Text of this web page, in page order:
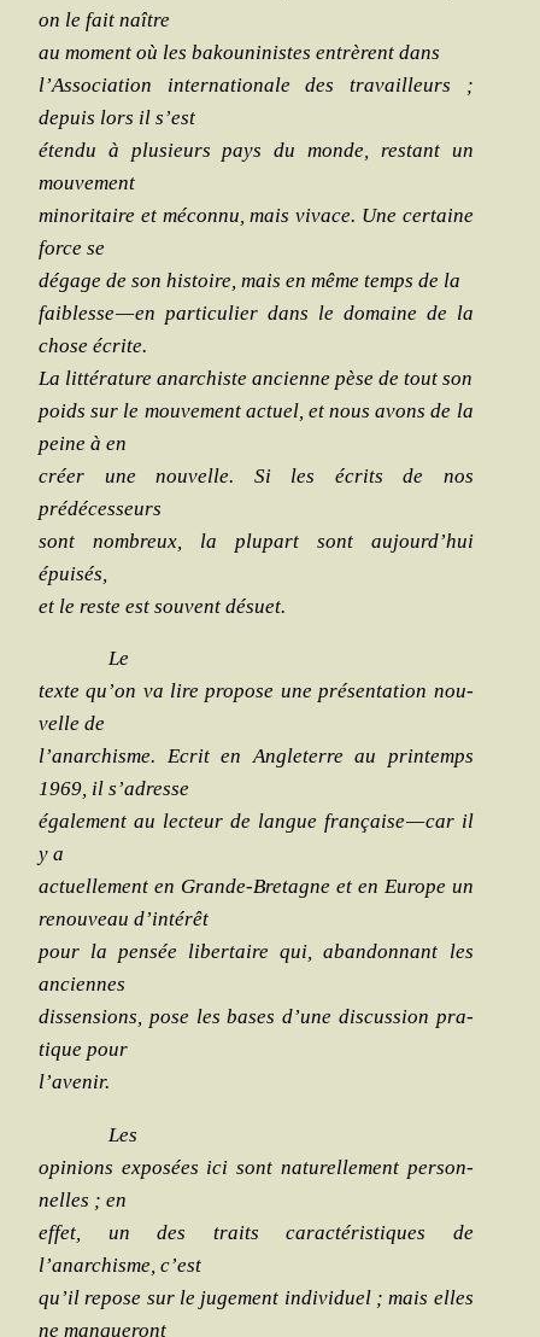
on le fait naître
au moment où les bakou­ni­nistes entrèrent dans
l’Association inter­na­tio­nale des tra­vailleurs ;
depuis lors il s’est
éten­du à plu­sieurs pays du monde, res­tant un
mouvement
mino­ri­taire et mécon­nu, mais vivace. Une cer­taine
force se
dégage de son his­toire, mais en même temps de la
fai­blesse — en par­ti­cu­lier dans le domaine de la
chose écrite.
La lit­té­ra­ture anar­chiste ancienne pèse de tout son
poids sur le mou­ve­ment actuel, et nous avons de la
peine à en
créer une nou­velle. Si les écrits de nos
prédécesseurs
sont nom­breux, la plu­part sont aujourd’hui
épuisés,
et le reste est sou­vent désuet.
Le
texte qu’on va lire pro­pose une pré­sen­ta­tion nou­
velle de
l’anarchisme. Ecrit en Angle­terre au prin­temps
1969, il s’adresse
éga­le­ment au lec­teur de langue fran­çaise — car il
y a
actuel­le­ment en Grande-Bre­tagne et en Europe un
renou­veau d’intérêt
pour la pen­sée liber­taire qui, aban­don­nant les
anciennes
dis­sen­sions, pose les bases d’une dis­cus­sion pra­
tique pour
l’avenir.
Les
opi­nions expo­sées ici sont natu­rel­le­ment per­son­
nelles ; en
effet, un des traits carac­té­ris­tiques de
l’anarchisme, c’est
qu’il repose sur le juge­ment indi­vi­duel ; mais elles
ne manqueront